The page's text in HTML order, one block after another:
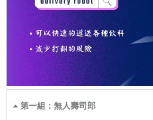
第一組：無人壽司郎